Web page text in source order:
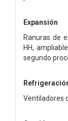
Expansión
Ranuras de
HH,
segundo
Ventiladores